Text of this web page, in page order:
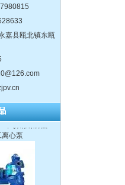
嘉县瓯北镇东瓯
化工隔膜泵
锈钢耐腐蚀